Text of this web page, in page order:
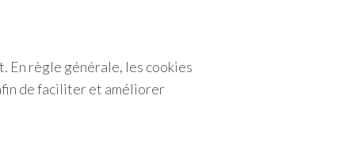
En règle générale, les cookies
de faciliter et améliorer